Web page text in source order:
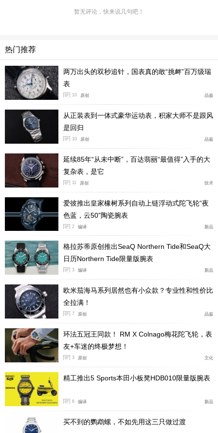
求。（图/文 腕表之家 Kelly）
暂无评论，快来说几句吧！
热门推荐
两万出头的双秒追针，国表真的敢“挑衅”百万级瑞
表
10 原创 品鉴
从正装表到一体式豪华运动表，积家大师不是跟风
是回归
10 原创 品鉴
延续85年“从未中断”，百达翡丽“最值得”入手的大
复杂表，是它
11 原创 技术
爱彼推出皇家橡树系列自动上链浮动式陀飞轮“夜
色蓝，云50”陶瓷腕表
2 编译 新品
格拉苏蒂原创推出SeaQ Northern Tide和SeaQ大
日历Northern Tide限量版腕表
3 编译 新品
欧米茄海马系列居然也有小众款？专业性和性价比
全拉满！
7 原创 品鉴
环法五冠王同款！ RM X Colnago梅花陀飞轮，表
友+车迷的终极梦想！
3 原创 文化
精工推出5 Sports本田小板凳HDB010限量版腕表
6 编译 新品
买不到的鹦鹉螺，不如先用这三只做过渡